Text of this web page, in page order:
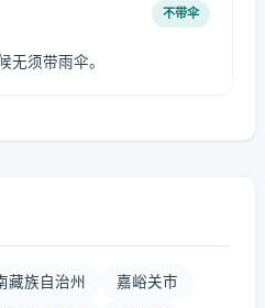
不带伞
无须带雨伞。
藏族自治州 嘉峪关市